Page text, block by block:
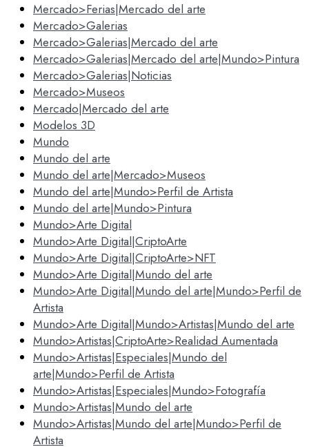
Mercado>Ferias|Mercado del arte
Mercado>Galerias
Mercado>Galerias|Mercado del arte
Mercado>Galerias|Mercado del arte|Mundo>Pintura
Mercado>Galerias|Noticias
Mercado>Museos
Mercado|Mercado del arte
Modelos 3D
Mundo
Mundo del arte
Mundo del arte|Mercado>Museos
Mundo del arte|Mundo>Perfil de Artista
Mundo del arte|Mundo>Pintura
Mundo>Arte Digital
Mundo>Arte Digital|CriptoArte
Mundo>Arte Digital|CriptoArte>NFT
Mundo>Arte Digital|Mundo del arte
Mundo>Arte Digital|Mundo del arte|Mundo>Perfil de
Artista
Mundo>Arte Digital|Mundo>Artistas|Mundo del arte
Mundo>Artistas|CriptoArte>Realidad Aumentada
Mundo>Artistas|Especiales|Mundo del
arte|Mundo>Perfil de Artista
Mundo>Artistas|Especiales|Mundo>Fotografía
Mundo>Artistas|Mundo del arte
Mundo>Artistas|Mundo del arte|Mundo>Perfil de
Artista